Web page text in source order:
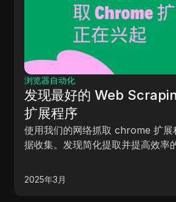
动化
最好的 Web Scraping
序
们的网络抓取 chrome 扩展程序促进您
。发现简化提取并提高效率的专业技术